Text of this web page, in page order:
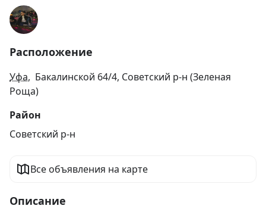
Расположение
Уфа, Бакалинской 64/4, Советский р-н (Зеленая
Роща)
Район
Советский р-н
Все объявления на карте
Описание